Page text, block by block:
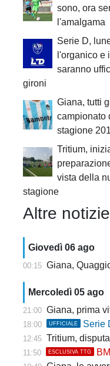
sono, ora
l'amalgama
Serie D,
l'organico e
saranno
gironi
Giana, tutti
campionato
stagione
Tritium,
vista della
stagione
Altre notizie
Giovedì 06 ago
00:15 Giana,
Mercoledì 05 ago
21:00 Giana, prima
18:00 UFFICIALE Serie D,
12:45 Tritium, disputato il
11:50 ESCLUSIVA TTG